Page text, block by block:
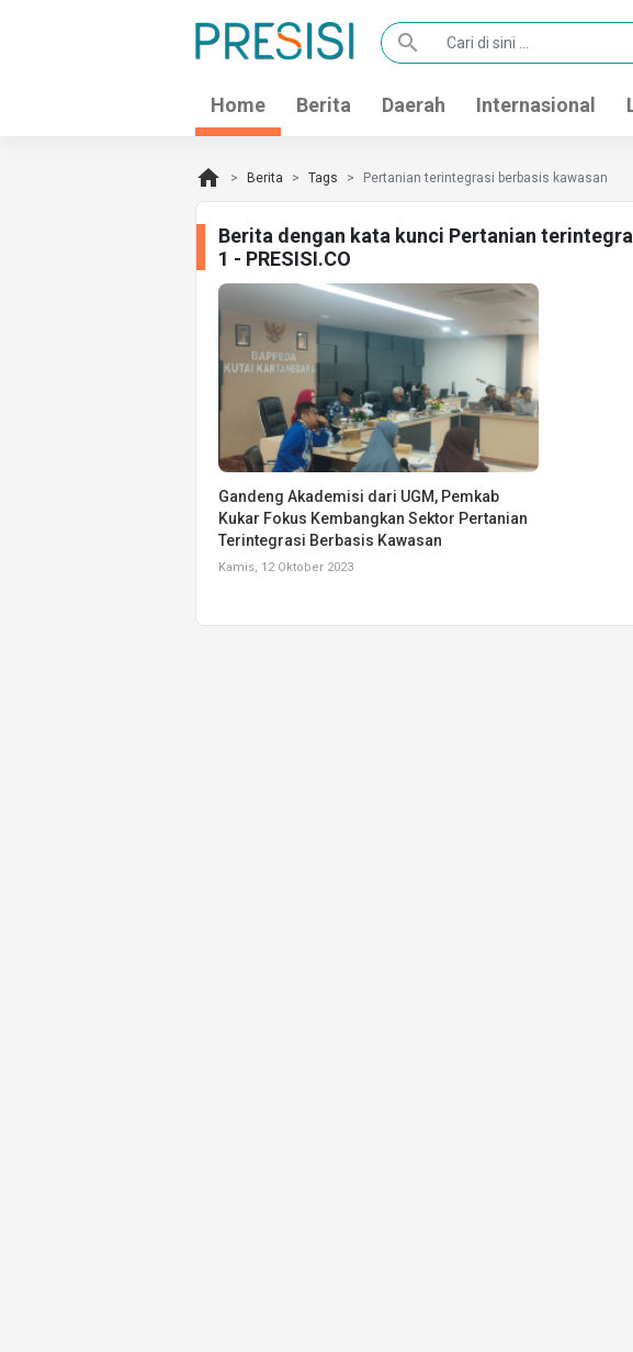
search
Home Berita Daerah Internasional
home Berita Tags Pertanian terintegrasi berbasis kawasan
Berita dengan kata kunci Pertanian
1 - PRESISI.CO
Gandeng Akademisi dari UGM, Pemkab
Kukar Fokus Kembangkan Sektor Pertanian
Terintegrasi Berbasis Kawasan
Kamis, 12 Oktober 2023